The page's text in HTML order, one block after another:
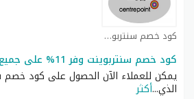
كود خصم سنتربوينت كوبون
كود خصم سنتربوينت وفر 11% على جميع الطلبيات
يمكن للعملاء الآن الحصول على كود خصم
الذي...أكثر